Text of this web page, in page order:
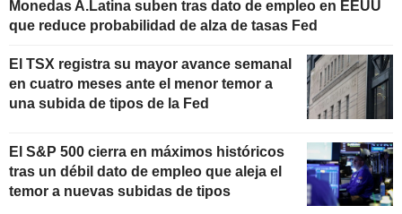
Monedas A.Latina suben tras dato de empleo en EEUU
que reduce probabilidad de alza de tasas Fed
El TSX registra su mayor avance semanal
en cuatro meses ante el menor temor a
una subida de tipos de la Fed
El S&P 500 cierra en máximos históricos
tras un débil dato de empleo que aleja el
temor a nuevas subidas de tipos